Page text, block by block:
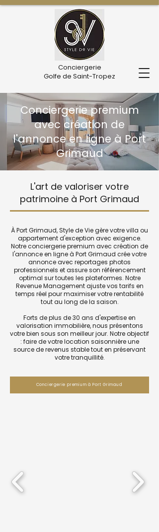
Conciergerie
Golfe de Saint-Tropez
Conciergerie premium
avec création de
l'annonce en ligne à Port
Grimaud
L'art de valoriser votre
patrimoine à Port Grimaud
À Port Grimaud, Style de Vie gère votre villa ou
appartement d'exception avec exigence.
Notre conciergerie premium avec création de
l'annonce en ligne à Port Grimaud crée votre
annonce avec reportages photos
professionnels et assure son référencement
optimal sur toutes les plateformes. Notre
Revenue Management ajuste vos tarifs en
temps réel pour maximiser votre rentabilité
tout au long de la saison.
Forts de plus de 30 ans d'expertise en
valorisation immobilière, nous présentons
votre bien sous son meilleur jour. Notre objectif
: faire de votre location saisonnière une
source de revenus stable tout en préservant
votre tranquillité.
Conciergerie premium à Port Grimaud